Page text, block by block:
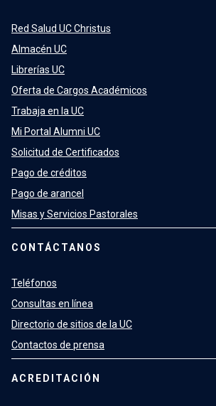
Red Salud UC Christus
Almacén UC
Librerías UC
Oferta de Cargos Académicos
Trabaja en la UC
Mi Portal Alumni UC
Solicitud de Certificados
Pago de créditos
Pago de arancel
Misas y Servicios Pastorales
CONTÁCTANOS
Teléfonos
Consultas en línea
Directorio de sitios de la UC
Contactos de prensa
ACREDITACIÓN